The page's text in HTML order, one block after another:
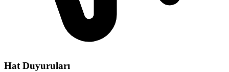
Hat Duyuruları